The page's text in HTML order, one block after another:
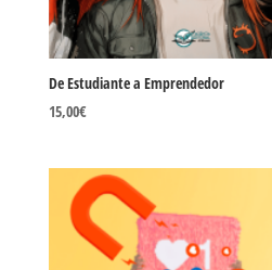
De Estudiante a Emprendedor
15,00€